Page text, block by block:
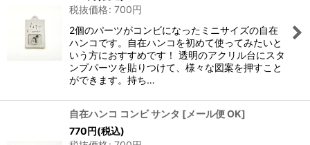
税抜価格: 700円
2個のパーツがコンビになったミニサイズの自在
ハンコです。自在ハンコを初めて使ってみたいと
いう方におすすめです！ 透明のアクリル台にスタ
ンプパーツを貼りつけて、様々な図案を押すこと
ができます。持ち…
自在ハンコ コンビ サンタ [メール便 OK]
770円(税込)